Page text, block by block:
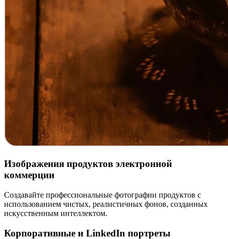
Изображения продуктов электронной
коммерции
Создавайте профессиональные фотографии продуктов с
использованием чистых, реалистичных фонов, созданных
искусственным интеллектом.
Корпоративные и LinkedIn портреты